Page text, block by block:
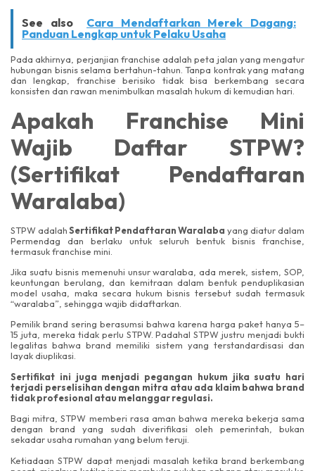
See also
Cara Mendaftarkan Merek Dagang:
Panduan Lengkap untuk Pelaku Usaha
Pada akhirnya, perjanjian franchise adalah peta jalan yang mengatur
hubungan bisnis selama bertahun-tahun. Tanpa kontrak yang matang
dan lengkap, franchise berisiko tidak bisa berkembang secara
konsisten dan rawan menimbulkan masalah hukum di kemudian hari.
Apakah Franchise Mini
Wajib Daftar STPW?
(Sertifikat Pendaftaran
Waralaba)
STPW adalahSertifikat Pendaftaran Waralaba yang diatur dalam
Permendag dan berlaku untuk seluruh bentuk bisnis franchise,
termasuk franchise mini.
Jika suatu bisnis memenuhi unsur waralaba, ada merek, sistem, SOP,
keuntungan berulang, dan kemitraan dalam bentuk penduplikasian
model usaha, maka secara hukum bisnis tersebut sudah termasuk
“waralaba”, sehingga wajib didaftarkan.
Pemilik brand sering berasumsi bahwa karena harga paket hanya 5–
15 juta, mereka tidak perlu STPW. Padahal STPW justru menjadi bukti
legalitas bahwa brand memiliki sistem yang terstandardisasi dan
layak diuplikasi.
Sertifikat ini juga menjadi pegangan hukum jika suatu hari
terjadi perselisihan dengan mitra atau ada klaim bahwa brand
tidak profesional atau melanggar regulasi.
Bagi mitra, STPW memberi rasa aman bahwa mereka bekerja sama
dengan brand yang sudah diverifikasi oleh pemerintah, bukan
sekadar usaha rumahan yang belum teruji.
Ketiadaan STPW dapat menjadi masalah ketika brand berkembang